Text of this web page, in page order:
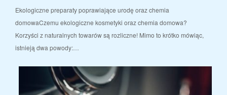
Ekologiczne preparaty poprawiające urodę oraz chemia
domowaCzemu ekologiczne kosmetyki oraz chemia domowa?
Korzyści z naturalnych towarów są rozliczne! Mimo to krótko mówiąc,
istnieją dwa powody:…